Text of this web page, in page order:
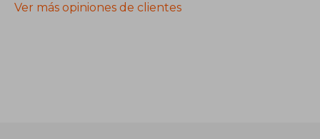
Ver más opiniones de clientes